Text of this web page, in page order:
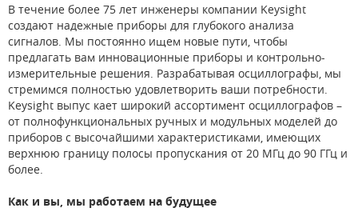
В течение более 75 лет инженеры компании Keysight
создают надежные приборы для глубокого анализа
сигналов. Мы постоянно ищем новые пути, чтобы
предлагать вам инновационные приборы и контрольно-
измерительные решения. Разрабатывая осциллографы, мы
стремимся полностью удовлетворить ваши потребности.
Keysight выпус кает широкий ассортимент осциллографов –
от полнофункциональных ручных и модульных моделей до
приборов с высочайшими характеристиками, имеющих
верхнюю границу полосы пропускания от 20 МГц до 90 ГГц и
более.
Как и вы, мы работаем на будущее